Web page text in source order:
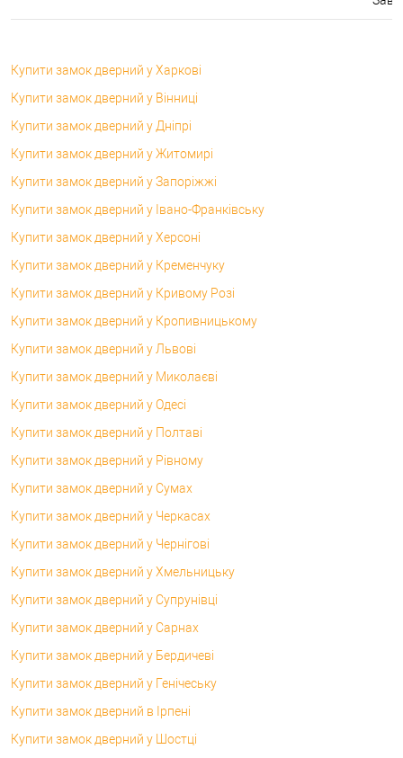
Купити замок дверний у Харкові
Купити замок дверний у Вінниці
Купити замок дверний у Дніпрі
Купити замок дверний у Житомирі
Купити замок дверний у Запоріжжі
Купити замок дверний у Івано-Франківську
Купити замок дверний у Херсоні
Купити замок дверний у Кременчуку
Купити замок дверний у Кривому Розі
Купити замок дверний у Кропивницькому
Купити замок дверний у Львові
Купити замок дверний у Миколаєві
Купити замок дверний у Одесі
Купити замок дверний у Полтаві
Купити замок дверний у Рівному
Купити замок дверний у Сумах
Купити замок дверний у Черкасах
Купити замок дверний у Чернігові
Купити замок дверний у Хмельницьку
Купити замок дверний у Супрунівці
Купити замок дверний у Сарнах
Купити замок дверний у Бердичеві
Купити замок дверний у Генічеську
Купити замок дверний в Ірпені
Купити замок дверний у Шостці